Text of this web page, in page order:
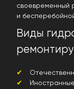
своевременный
и
Виды